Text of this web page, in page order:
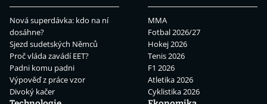
Nová superdávka: kdo na ní
dosáhne?
Sjezd sudetských Němců
Proč vláda zavádí EET?
Padni komu padni
Výpověď z práce vzor
Divoký kačer
MMA
Fotbal 2026/27
Hokej 2026
Tenis 2026
F1 2026
Atletika 2026
Cyklistika 2026